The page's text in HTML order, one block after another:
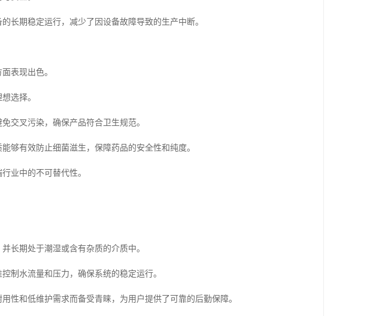
长期稳定运行，减少了因设备故障导致的生产中断。
表现出色。
选择。
交叉污染，确保产品符合卫生规范。
够有效防止细菌滋生，保障药品的安全性和纯度。
业中的不可替代性。
长期处于潮湿或含有杂质的介质中。
制水流量和压力，确保系统的稳定运行。
性和低维护需求而备受青睐，为用户提供了可靠的后勤保障。